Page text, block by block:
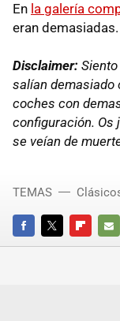
En la galería
eran demasiadas.
Disclaimer:
salían demasiado
coches con
configuración. Os
se veían de
FACEBOOKTWITTER
E-
TEMAS